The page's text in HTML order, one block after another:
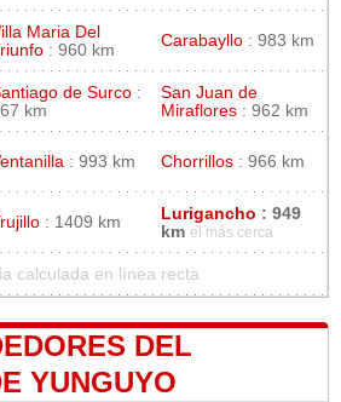
Maria Del
: 960 km
Carabayllo : 983 km
de Surco :
km
San Juan de
Miraflores : 962 km
: 993 km Chorrillos : 966 km
: 1409 km Lurigancho : 949
km el más cerca
calculada en línea recta
DEL
YUNGUYO